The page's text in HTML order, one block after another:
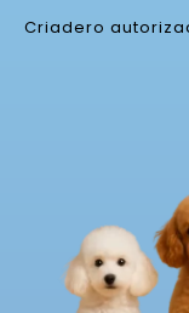
Criadero